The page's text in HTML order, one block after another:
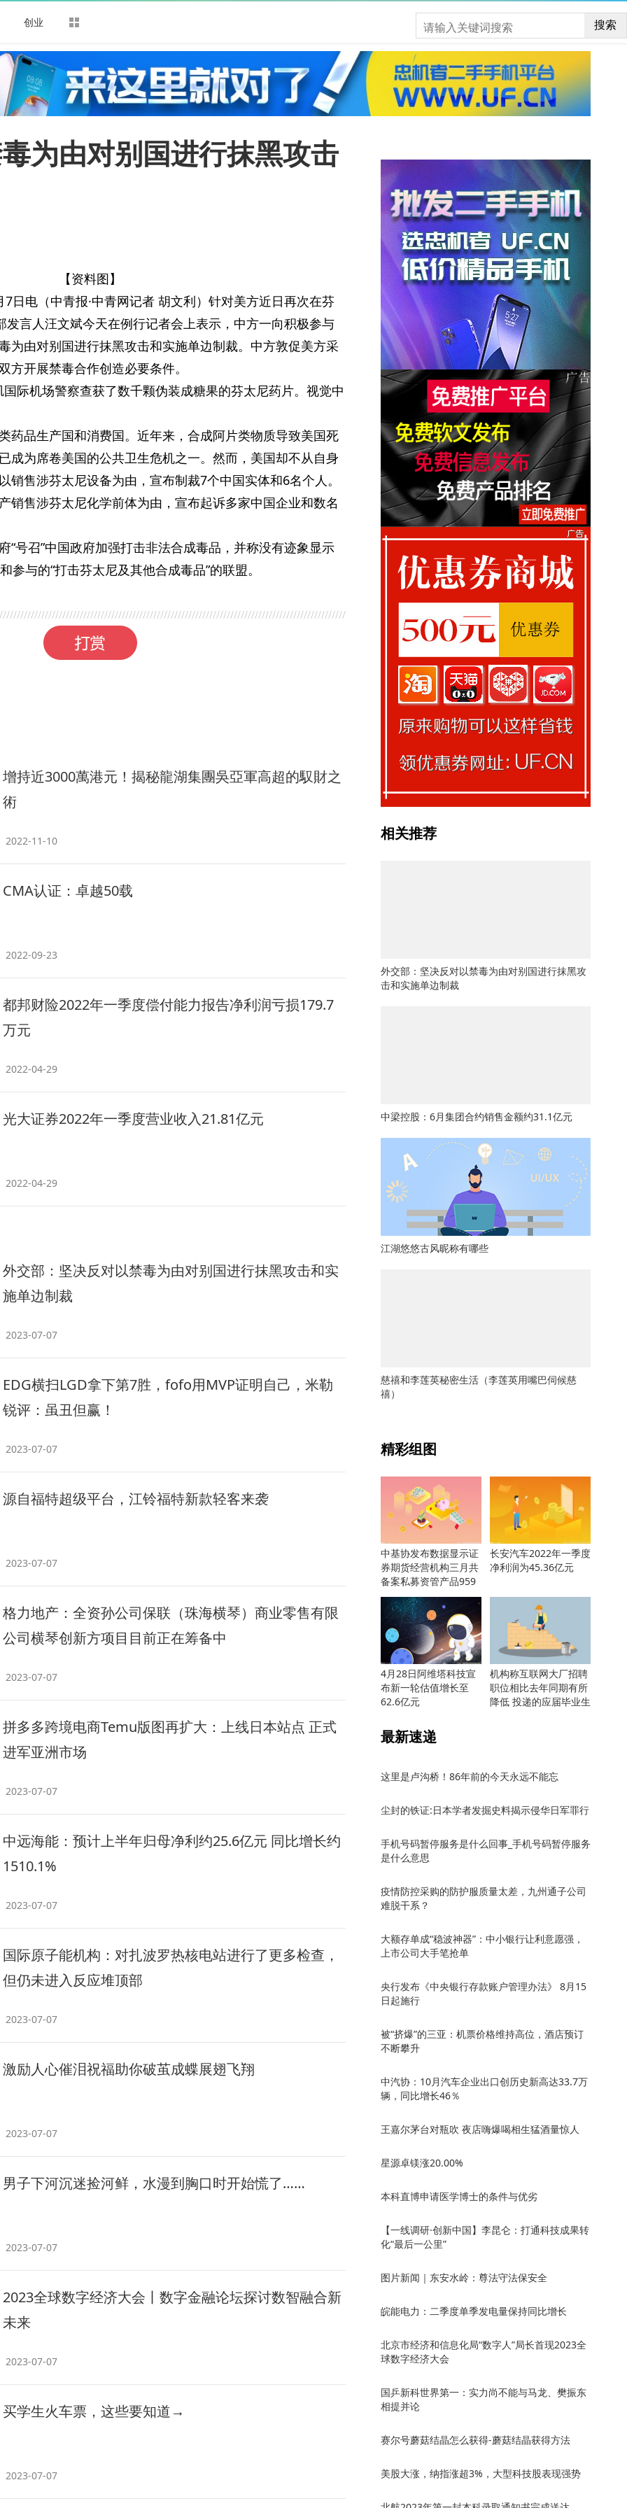
创业 搜索
为由对别国进行抹黑攻击
【资料图】
日电（中青报·中青网记者 胡文利）针对美方近日再次在芬
发言人汪文斌今天在例行记者会上表示，中方一向积极参与
为由对别国进行抹黑攻击和实施单边制裁。中方敦促美方采
方开展禁毒合作创造必要条件。
际机场警察查获了数千颗伪装成糖果的芬太尼药片。视觉中
药品生产国和消费国。近年来，合成阿片类物质导致美国死
成为席卷美国的公共卫生危机之一。然而，美国却不从自身
销售涉芬太尼设备为由，宣布制裁7个中国实体和6名个人。
销售涉芬太尼化学前体为由，宣布起诉多家中国企业和数名
“号召”中国政府加强打击非法合成毒品，并称没有迹象显示
与的“打击芬太尼及其他合成毒品”的联盟。
增持近3000萬港元！揭秘龍湖集團吳亞軍高超的馭財之
術
2022-11-10
CMA认证：卓越50载
2022-09-23
都邦财险2022年一季度偿付能力报告净利润亏损179.7
万元
2022-04-29
光大证券2022年一季度营业收入21.81亿元
2022-04-29
​外交部：坚决反对以禁毒为由对别国进行抹黑攻击和实
施单边制裁
2023-07-07
EDG横扫LGD拿下第7胜，fofo用MVP证明自己，米勒
锐评：虽丑但赢！
2023-07-07
源自福特超级平台，江铃福特新款轻客来袭
2023-07-07
格力地产：全资孙公司保联（珠海横琴）商业零售有限
公司横琴创新方项目目前正在筹备中
2023-07-07
拼多多跨境电商Temu版图再扩大：上线日本站点 正式
进军亚洲市场
2023-07-07
中远海能：预计上半年归母净利约25.6亿元 同比增长约
1510.1%
2023-07-07
国际原子能机构：对扎波罗热核电站进行了更多检查，
但仍未进入反应堆顶部
2023-07-07
激励人心催泪祝福助你破茧成蝶展翅飞翔
2023-07-07
男子下河沉迷捡河鲜，水漫到胸口时开始慌了……
2023-07-07
2023全球数字经济大会丨数字金融论坛探讨数智融合新
未来
2023-07-07
买学生火车票，这些要知道→
2023-07-07
相关推荐
​外交部：坚决反对以禁毒为由对别国进行抹黑攻
击和实施单边制裁
中梁控股：6月集团合约销售金额约31.1亿元
江湖悠悠古风昵称有哪些
慈禧和李莲英秘密生活（李莲英用嘴巴伺候慈
禧）
精彩组图
中基协发布数据显示证
券期货经营机构三月共
备案私募资管产品959
只
长安汽车2022年一季度
净利润为45.36亿元
4月28日阿维塔科技宣
布新一轮估值增长至
62.6亿元
机构称互联网大厂招聘
职位相比去年同期有所
降低 投递的应届毕业生
最新速递
这里是卢沟桥！86年前的今天永远不能忘
尘封的铁证:日本学者发掘史料揭示侵华日军罪行
手机号码暂停服务是什么回事_手机号码暂停服务
是什么意思
疫情防控采购的防护服质量太差，九州通子公司
难脱干系？
大额存单成“稳波神器”：中小银行让利意愿强，
上市公司大手笔抢单
央行发布《中央银行存款账户管理办法》 8月15
日起施行
被“挤爆”的三亚：机票价格维持高位，酒店预订
不断攀升
中汽协：10月汽车企业出口创历史新高达33.7万
辆，同比增长46％
王嘉尔茅台对瓶吹 夜店嗨爆喝相生猛酒量惊人
星源卓镁涨20.00%
本科直博申请医学博士的条件与优劣
【一线调研·创新中国】李昆仑：打通科技成果转
化“最后一公里”
图片新闻｜东安水岭：尊法守法保安全
皖能电力：二季度单季发电量保持同比增长
北京市经济和信息化局“数字人”局长首现2023全
球数字经济大会
国乒新科世界第一：实力尚不能与马龙、樊振东
相提并论
赛尔号蘑菇结晶怎么获得-蘑菇结晶获得方法
美股大涨，纳指涨超3%，大型科技股表现强势